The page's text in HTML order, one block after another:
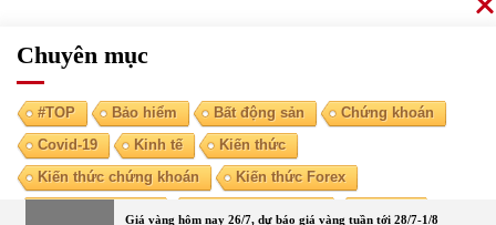
Giá vàng hôm nay 26/7, dự báo giá vàng tuần tới 28/7-1/8
Chuyên mục
#TOP Bảo hiểm Bất động sản
Chứng khoán
Covid-19
Kinh tế
Kiến thức
Kiến thức chứng khoán
Kiến thức Forex